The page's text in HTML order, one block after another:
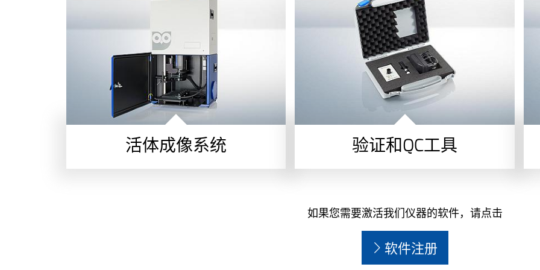
活体成像系统 验证和QC工具
如果您需要激活我们仪器的软件，请点击
软件注册